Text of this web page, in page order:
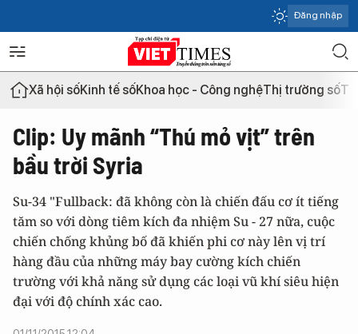
Đăng nhập
Xã hội sốKinh tế sốKhoa học - Công nghệThị trường số
Clip: Uy mãnh “Thú mỏ vịt” trên
bầu trời Syria
Su-34 "Fullback: đã không còn là chiến đấu cơ ít tiếng
tăm so với dòng tiêm kích đa nhiệm Su - 27 nữa, cuộc
chiến chống khủng bố đã khiến phi cơ này lên vị trí
hàng đầu của những máy bay cường kích chiến
trường với khả năng sử dụng các loại vũ khí siêu hiện
đại với độ chính xác cao.